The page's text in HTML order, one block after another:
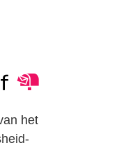
het